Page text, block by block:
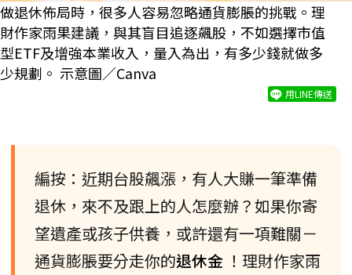
做退休佈局時，很多人容易忽略通貨膨脹的挑戰。理
財作家雨果建議，與其盲目追逐飆股，不如選擇市值
型ETF及增強本業收入，量入為出，有多少錢就做多
少規劃。 示意圖／Canva
用LINE傳送
編按：近期台股飆漲，有人大賺一筆準備
退休，來不及跟上的人怎麼辦？如果你寄
望遺產或孩子供養，或許還有一項難關－
通貨膨脹要分走你的退休金 ！理財作家雨